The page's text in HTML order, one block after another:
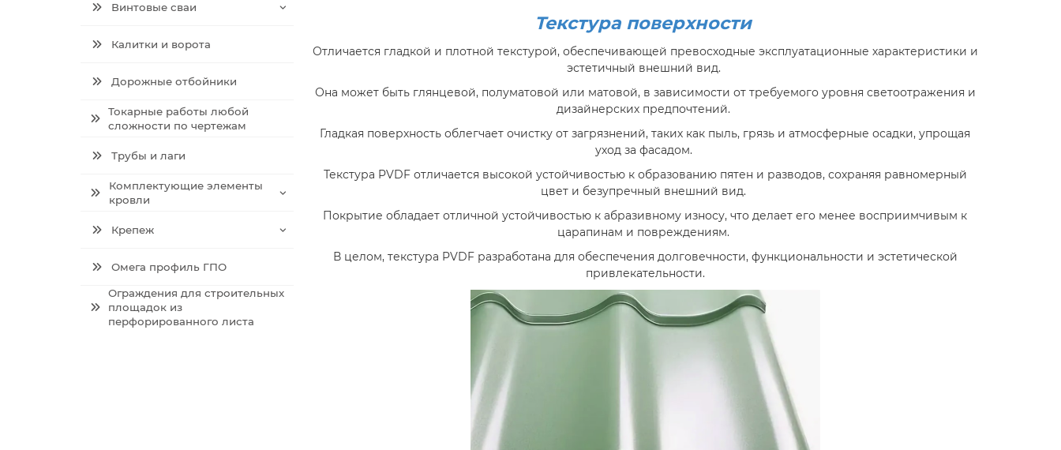
Винтовые сваи
Калитки и ворота
Дорожные отбойники
Токарные работы любой
сложности по чертежам
Трубы и лаги
Комплектующие элементы
кровли
Крепеж
Омега профиль ГПО
Ограждения для строительных
площадок из
перфорированного листа
Текстура поверхности
Отличается гладкой и плотной текстурой, обеспечивающей превосходные эксплуатационные характеристики и
эстетичный внешний вид.
Она может быть глянцевой, полуматовой или матовой, в зависимости от требуемого уровня светоотражения и
дизайнерских предпочтений.
Гладкая поверхность облегчает очистку от загрязнений, таких как пыль, грязь и атмосферные осадки, упрощая
уход за фасадом.
Текстура PVDF отличается высокой устойчивостью к образованию пятен и разводов, сохраняя равномерный
цвет и безупречный внешний вид.
Покрытие обладает отличной устойчивостью к абразивному износу, что делает его менее восприимчивым к
царапинам и повреждениям.
В целом, текстура PVDF разработана для обеспечения долговечности, функциональности и эстетической
привлекательности.